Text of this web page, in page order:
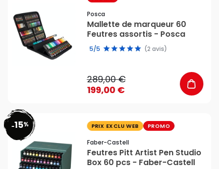
Posca
Mallette de marqueur 60
Feutres assortis - Posca
5/5 (2 avis)
289,00 €
199,00 €
-15% PRIX EXCLU WEB PROMO
Faber-Castell
Feutres Pitt Artist Pen Studio
Box 60 pcs - Faber-Castell